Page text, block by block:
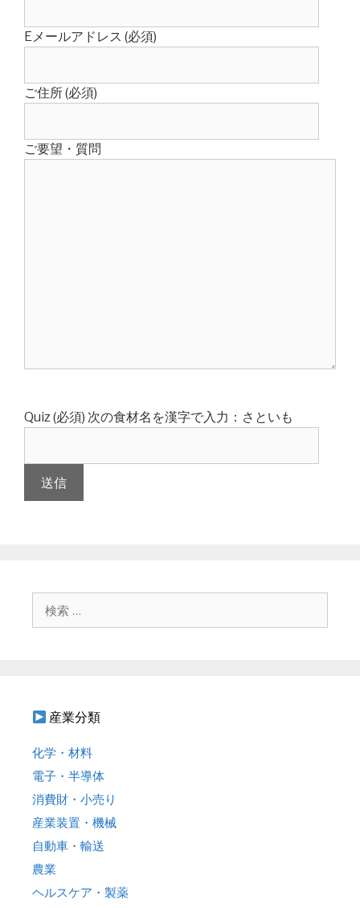
Eメールアドレス (必須)
ご住所 (必須)
ご要望・質問
Quiz (必須) 次の食材名を漢字で入力：さといも
産業分類
化学・材料
電子・半導体
消費財・小売り
産業装置・機械
自動車・輸送
農業
ヘルスケア・製薬